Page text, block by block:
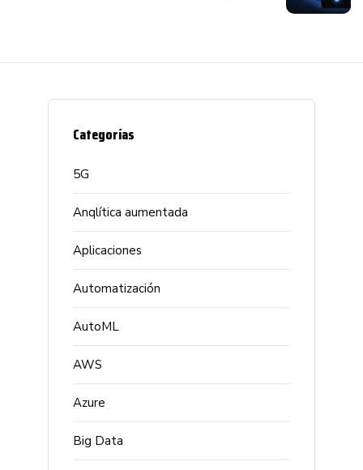
Categorías
5G
Anqlítica aumentada
Aplicaciones
Automatización
AutoML
AWS
Azure
Big Data